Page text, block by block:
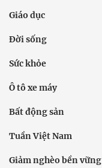
Giáo dục
Đời sống
Sức khỏe
Ô tô xe máy
Bất động sản
Tuần Việt Nam
Giảm nghèo bền vững